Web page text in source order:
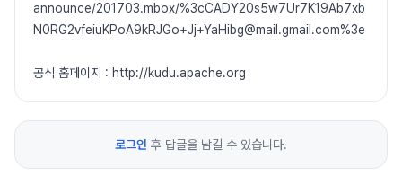
announce/201703.mbox/%3cCADY20s5w7Ur7K19Ab7xb
N0RG2vfeiuKPoA9kRJGo+Jj+YaHibg@mail.gmail.com%3e
공식 홈페이지 : http://kudu.apache.org
로그인 후 답글을 남길 수 있습니다.